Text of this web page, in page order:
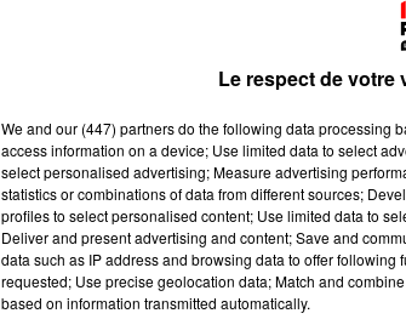
Le respect de votre
We and our (447) partnersdo the following data processing
access information on a device; Use limited data to select
select personalised advertising; Measure advertising
statistics or combinations of data from different sources;
profiles to select personalised content; Use limited data to
Deliver and present advertising and content; Save and
data such as IP address and browsing data to offer
requested; Use precise geolocation data; Match and
based on information transmitted automatically.